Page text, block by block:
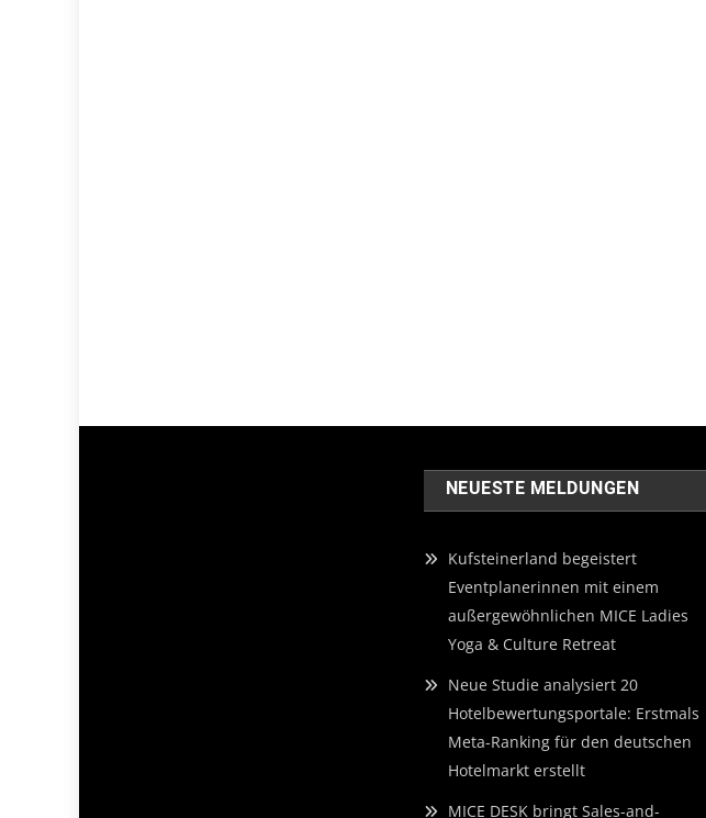
NEUESTE MELDUNGEN
Kufsteinerland begeistert
Eventplanerinnen mit einem
außergewöhnlichen MICE Ladies
Yoga & Culture Retreat
Neue Studie analysiert 20
Hotelbewertungsportale: Erstmals
Meta-Ranking für den deutschen
Hotelmarkt erstellt
MICE DESK bringt Sales-and-